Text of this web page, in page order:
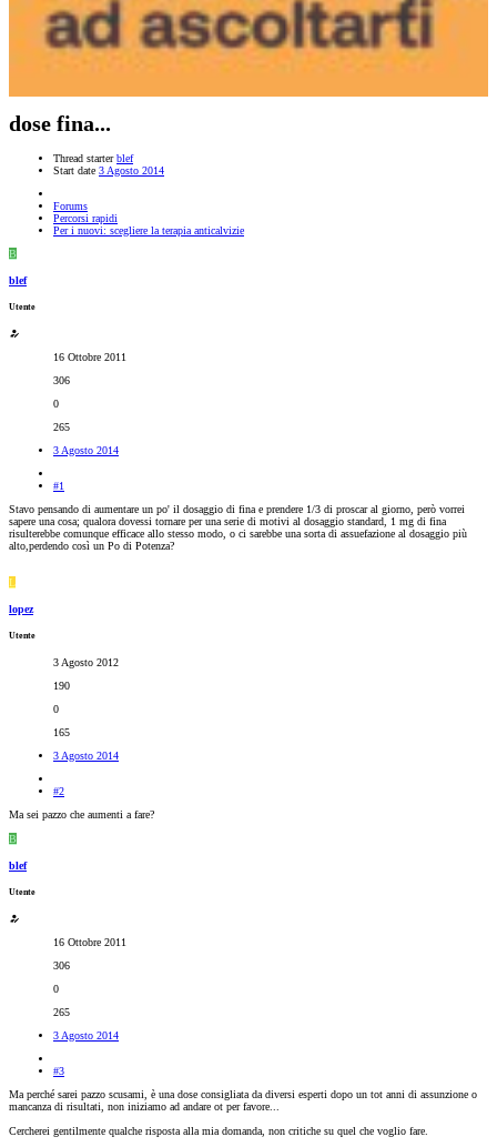
dose fina...
Thread starter blef
Start date 3 Agosto 2014
Forums
Percorsi rapidi
Per i nuovi: scegliere la terapia anticalvizie
B
blef
Utente
16 Ottobre 2011
306
0
265
3 Agosto 2014
#1
Stavo pensando di aumentare un po' il dosaggio di fina e prendere 1/3 di proscar al giorno, però vorrei
sapere una cosa; qualora dovessi tornare per una serie di motivi al dosaggio standard, 1 mg di fina
risulterebbe comunque efficace allo stesso modo, o ci sarebbe una sorta di assuefazione al dosaggio più
alto,perdendo così un Po di Potenza?
L
lopez
Utente
3 Agosto 2012
190
0
165
3 Agosto 2014
#2
Ma sei pazzo che aumenti a fare?
B
blef
Utente
16 Ottobre 2011
306
0
265
3 Agosto 2014
#3
Ma perché sarei pazzo scusami, è una dose consigliata da diversi esperti dopo un tot anni di assunzione o
mancanza di risultati, non iniziamo ad andare ot per favore...
Cercherei gentilmente qualche risposta alla mia domanda, non critiche su quel che voglio fare.